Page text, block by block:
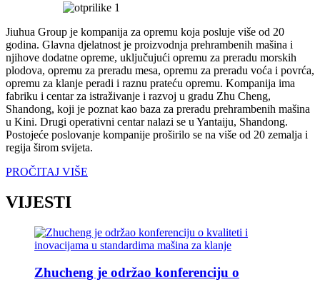
Jiuhua Group je kompanija za opremu koja posluje više od 20
godina. Glavna djelatnost je proizvodnja prehrambenih mašina i
njihove dodatne opreme, uključujući opremu za preradu morskih
plodova, opremu za preradu mesa, opremu za preradu voća i povrća,
opremu za klanje peradi i raznu prateću opremu. Kompanija ima
fabriku i centar za istraživanje i razvoj u gradu Zhu Cheng,
Shandong, koji je poznat kao baza za preradu prehrambenih mašina
u Kini. Drugi operativni centar nalazi se u Yantaiju, Shandong.
Postojeće poslovanje kompanije proširilo se na više od 20 zemalja i
regija širom svijeta.
PROČITAJ VIŠE
VIJESTI
Zhucheng je održao konferenciju o